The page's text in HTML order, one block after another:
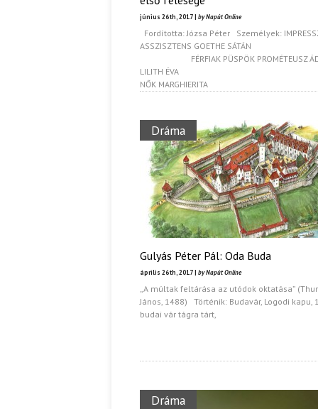
június 26th, 2017 | by Napút Online
Fordította: Józsa Péter Személyek:
ASSZISZTENS GOETHE
FÉRFIAK PÜSPÖK PROMÉTEUSZ
LILITH
NŐK MARGHIERITA
Dráma
Gulyás Péter Pál: Oda Buda
április 26th, 2017 | by Napút Online
„A múltak feltárása az utódok oktatása”
János, 1488) Történik: Budavár, Logodi kapu,
budai vár tágra tárt,
Dráma
Marietta: Szavak a fényből Káplán Géza: Erotikai